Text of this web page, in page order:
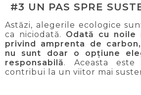
#3 UN PAS SPRE
Astăzi, alegerile ecologice
ca niciodată. Odată cu noile
privind amprenta de
nu sunt doar o opțiune
responsabilă. Aceasta
contribui la un viitor mai